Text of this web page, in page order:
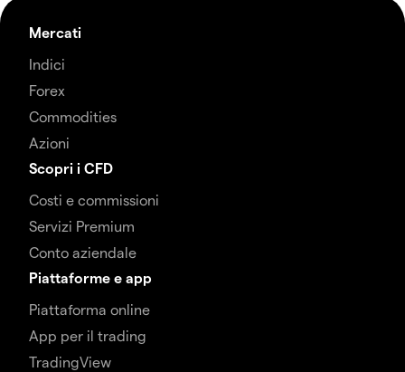
Mercati
Indici
Forex
Commodities
Azioni
Scopri i CFD
Costi e commissioni
Servizi Premium
Conto aziendale
Piattaforme e app
Piattaforma online
App per il trading
TradingView